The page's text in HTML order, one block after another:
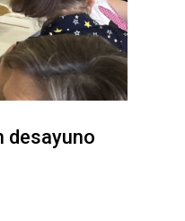
desayuno